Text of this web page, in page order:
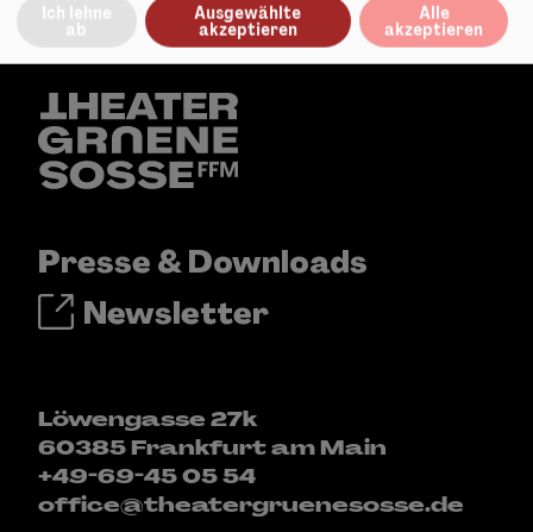
Presse & Downloads
Newsletter
Löwengasse 27k
60385 Frankfurt am Main
+49-69-45 05 54
office@theatergruenesosse.de
Ich lehne
ab
Ausgewählte
akzeptieren
Alle
akzeptieren